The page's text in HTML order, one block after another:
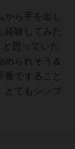
から手を出し
験してみた
思っていた
められそう＆
番ですること
とてもシンプ